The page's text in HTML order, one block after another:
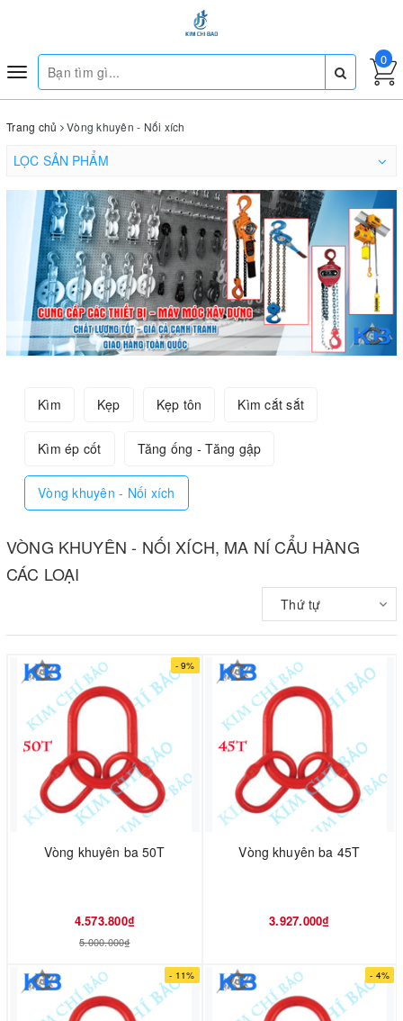
Toggle
navigation
0
Trang chủ Vòng khuyên - Nối xích
LỌC SẢN PHẨM
Kìm Kẹp Kẹp tôn Kìm cắt sắt
Kìm ép cốt Tăng ống - Tăng gập
Vòng khuyên - Nối xích
VÒNG KHUYÊN - NỐI XÍCH, MA NÍ CẨU HÀNG
CÁC LOẠI
Thứ tự
- 9%
Vòng khuyên ba 50T
4.573.800₫
5.000.000₫
Vòng khuyên ba 45T
3.927.000₫
- 11% - 4%